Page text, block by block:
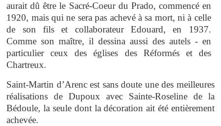
aurait dû être le Sacré-Coeur du Prado, commencé en
1920, mais qui ne sera pas achevé à sa mort, ni à celle
de son fils et collaborateur Edouard, en 1937.
Comme son maître, il dessina aussi des autels - en
particulier ceux des églises des Réformés et des
Chartreux.
Saint-Martin d’Arenc est sans doute une des meilleures
réalisations de Dupoux avec Sainte-Roseline de la
Bédoule, la seule dont la décoration ait été entièrement
achevée.